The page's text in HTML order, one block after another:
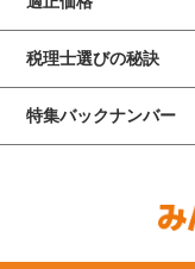
税理士選びの秘訣
特集バックナンバー